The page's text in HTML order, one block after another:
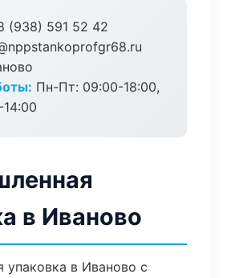
(938) 591 52 42
Пн-Пт: 09:00-18:00,
в Иваново
в Иваново с